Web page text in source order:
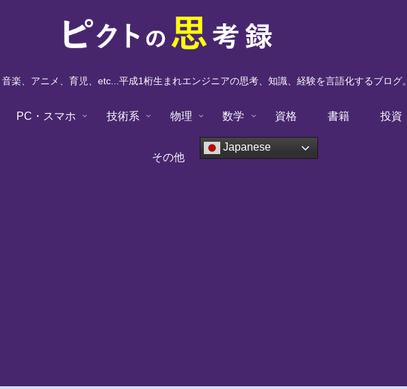
楽、アニメ、育児、etc...平成1桁生まれエンジニアの思考、知識、経験を言語化するブログ。
PC・スマホ 技術系 物理 数学 資格 書籍 投資
その他
Japanese